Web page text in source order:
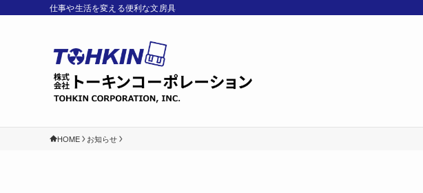
仕事や生活を変える便利な文房具
HOME お知らせ